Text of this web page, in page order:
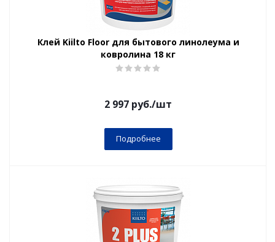
Клей Kiilto Floor для бытового линолеума и
ковролина 18 кг
2 997 руб./шт
Подробнее